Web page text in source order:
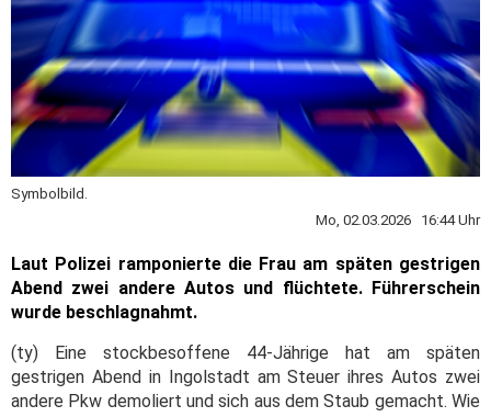
Symbolbild.
Mo, 02.03.2026 16:44 Uhr
Laut Polizei ramponierte die Frau am späten gestrigen
Abend zwei andere Autos und flüchtete. Führerschein
wurde beschlagnahmt.
(ty) Eine stockbesoffene 44-Jährige hat am späten
gestrigen Abend in Ingolstadt am Steuer ihres Autos zwei
andere Pkw demoliert und sich aus dem Staub gemacht. Wie